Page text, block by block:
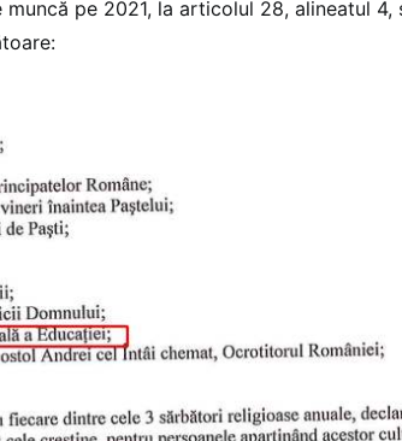
pe 2021, la articolul 28, alineatul 4,